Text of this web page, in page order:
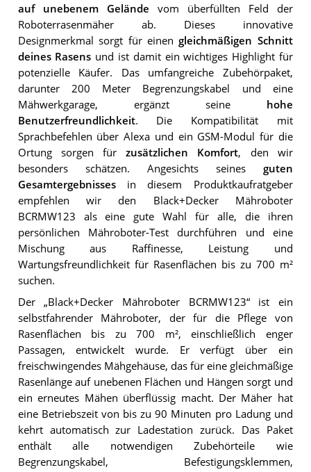
auf unebenem Gelände vom überfüllten Feld der
Roboterrasenmäher ab. Dieses innovative
Designmerkmal sorgt für einengleichmäßigen Schnitt
deines Rasens und ist damit ein wichtiges Highlight für
potenzielle Käufer. Das umfangreiche Zubehörpaket,
darunter 200 Meter Begrenzungskabel und eine
Mähwerkgarage, ergänzt seine hohe
Benutzerfreundlichkeit. Die Kompatibilität mit
Sprachbefehlen über Alexa und ein GSM-Modul für die
Ortung sorgen fürzusätzlichen Komfort, den wir
besonders schätzen. Angesichts seines guten
Gesamtergebnissesin diesem Produktkaufratgeber
empfehlen wir den Black+Decker Mähroboter
BCRMW123 als eine gute Wahl für alle, die ihren
persönlichen Mähroboter-Test durchführen und eine
Mischung aus Raffinesse, Leistung und
Wartungsfreundlichkeit für Rasenflächen bis zu 700 m²
suchen.
Der „Black+Decker Mähroboter BCRMW123“ ist ein
selbstfahrender Mähroboter, der für die Pflege von
Rasenflächen bis zu 700 m², einschließlich enger
Passagen, entwickelt wurde. Er verfügt über ein
freischwingendes Mähgehäuse, das für eine gleichmäßige
Rasenlänge auf unebenen Flächen und Hängen sorgt und
ein erneutes Mähen überflüssig macht. Der Mäher hat
eine Betriebszeit von bis zu 90 Minuten pro Ladung und
kehrt automatisch zur Ladestation zurück. Das Paket
enthält alle notwendigen Zubehörteile wie
Begrenzungskabel, Befestigungsklemmen,